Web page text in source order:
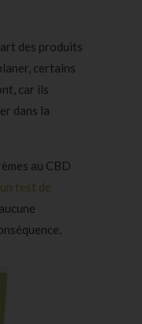
des produits
certains
car ils
dans la
au CBD
un test de